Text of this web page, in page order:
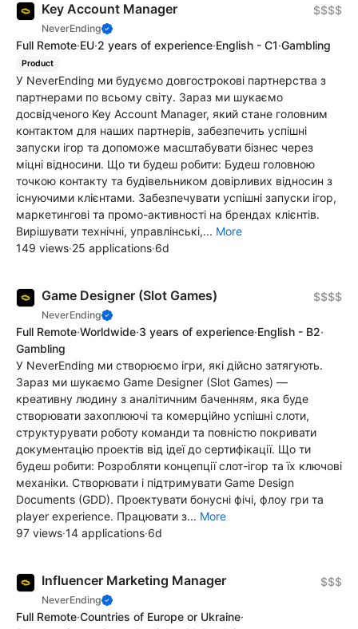
Key Account Manager
NeverEnding
$$$$
Full Remote·EU·2 years of experience·English - C1·Gambling
Product
У NeverEnding ми будуємо довгострокові партнерства з
партнерами по всьому світу. Зараз ми шукаємо
досвідченого Key Account Manager, який стане головним
контактом для наших партнерів, забезпечить успішні
запуски ігор та допоможе масштабувати бізнес через
міцні відносини. Що ти будеш робити: Будеш головною
точкою контакту та будівельником довірливих відносин з
існуючими клієнтами. Забезпечувати успішні запуски ігор,
маркетингові та промо-активності на брендах клієнтів.
Вирішувати технічні, управлінські,... More
149 views·25 applications·6d
Game Designer (Slot Games)
NeverEnding
$$$$
Full Remote·Worldwide·3 years of experience·English - B2·
Gambling
У NeverEnding ми створюємо ігри, які дійсно затягують.
Зараз ми шукаємо Game Designer (Slot Games) —
креативну людину з аналітичним баченням, яка буде
створювати захоплюючі та комерційно успішні слоти,
структурувати роботу команди та повністю покривати
документацію проектів від ідеї до сертифікації. Що ти
будеш робити: Розробляти концепції слот-ігор та їх ключові
механіки. Створювати і підтримувати Game Design
Documents (GDD). Проектувати бонусні фічі, флоу гри та
player experience. Працювати з... More
97 views·14 applications·6d
Influencer Marketing Manager
NeverEnding
$$$
Full Remote·Countries of Europe or Ukraine·